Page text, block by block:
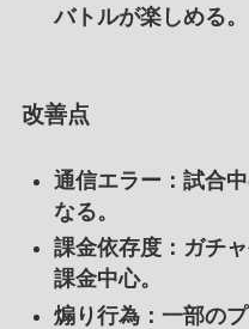
バトルが楽しめる。
改善点
通信エラー ：試合
なる。
課金依存度：ガチ
課金中心。
煽り行為：一部の